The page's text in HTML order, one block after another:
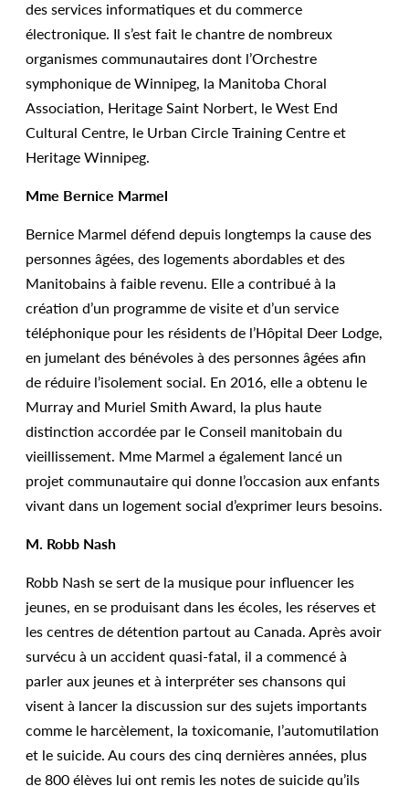
des services informatiques et du commerce
électronique. Il s’est fait le chantre de nombreux
organismes communautaires dont l’Orchestre
symphonique de Winnipeg, la Manitoba Choral
Association, Heritage Saint Norbert, le West End
Cultural Centre, le Urban Circle Training Centre et
Heritage Winnipeg.
Mme Bernice Marmel
Bernice Marmel défend depuis longtemps la cause des
personnes âgées, des logements abordables et des
Manitobains à faible revenu. Elle a contribué à la
création d’un programme de visite et d’un service
téléphonique pour les résidents de l’Hôpital Deer Lodge,
en jumelant des bénévoles à des personnes âgées afin
de réduire l’isolement social. En 2016, elle a obtenu le
Murray and Muriel Smith Award, la plus haute
distinction accordée par le Conseil manitobain du
vieillissement. Mme Marmel a également lancé un
projet communautaire qui donne l’occasion aux enfants
vivant dans un logement social d’exprimer leurs besoins.
M. Robb Nash
Robb Nash se sert de la musique pour influencer les
jeunes, en se produisant dans les écoles, les réserves et
les centres de détention partout au Canada. Après avoir
survécu à un accident quasi-fatal, il a commencé à
parler aux jeunes et à interpréter ses chansons qui
visent à lancer la discussion sur des sujets importants
comme le harcèlement, la toxicomanie, l’automutilation
et le suicide. Au cours des cinq dernières années, plus
de 800 élèves lui ont remis les notes de suicide qu’ils